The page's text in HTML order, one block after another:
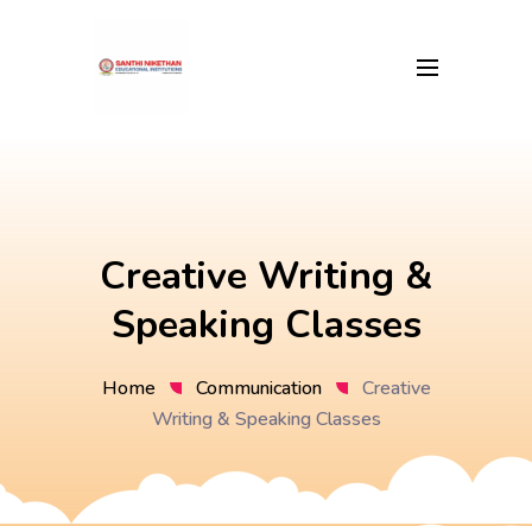
Creative Writing &
Speaking Classes
Home Communication
Creative
Writing & Speaking Classes